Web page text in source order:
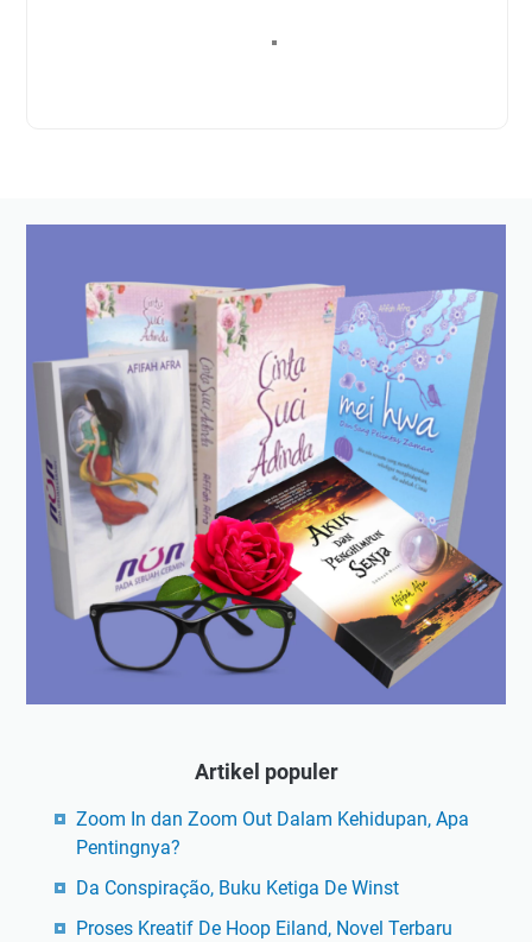
Artikel populer
Zoom In dan Zoom Out Dalam Kehidupan, Apa
Pentingnya?
Da Conspiração, Buku Ketiga De Winst
Proses Kreatif De Hoop Eiland, Novel Terbaru